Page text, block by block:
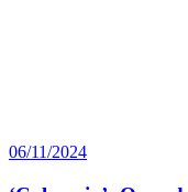
06/11/2024